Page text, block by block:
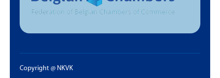
Copyright @ NKVK